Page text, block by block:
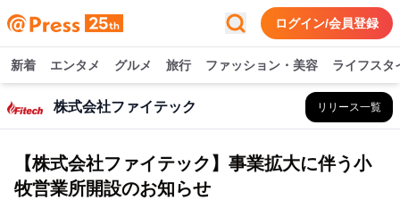
ログイン/会員登録
新着 エンタメ グルメ 旅行 ファッション・美容 ライフスタ
株式会社ファイテック リリース一覧
【株式会社ファイテック】事業拡大に伴う小
牧営業所開設のお知らせ